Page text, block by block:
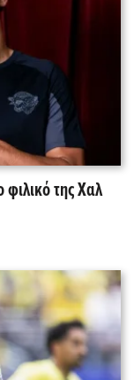
φιλικό της Χαλ